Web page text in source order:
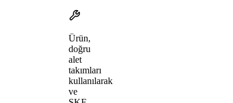
Ürün,
doğru
alet
takımları
kullanılarak
ve